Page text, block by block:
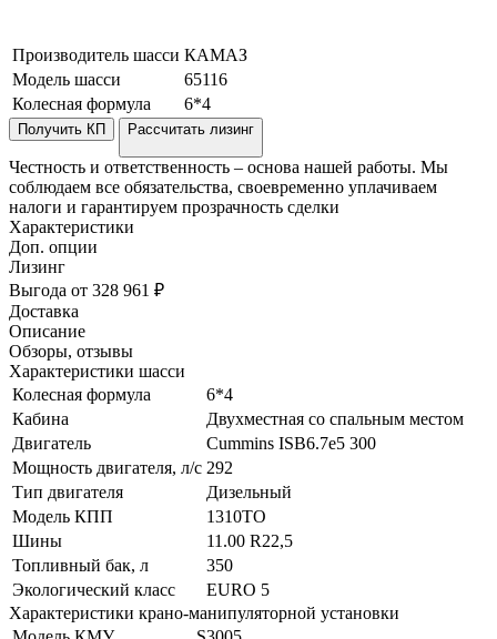
Производитель шасси КАМАЗ
Модель шасси
65116
Колесная формула
6*4
Получить КП Рассчитать лизинг
Честность и ответственность – основа нашей работы. Мы
соблюдаем все обязательства, своевременно уплачиваем
налоги и гарантируем прозрачность сделки
Характеристики
Доп. опции
Лизинг
Выгода от 328 961 ₽
Доставка
Описание
Обзоры, отзывы
Характеристики шасси
Колесная формула
6*4
Кабина
Двухместная со спальным местом
Двигатель
Cummins ISB6.7e5 300
Мощность двигателя, л/с 292
Тип двигателя
Дизельный
Модель КПП
1310TO
Шины
11.00 R22,5
Топливный бак, л
350
Экологический класс
EURO 5
Характеристики крано-манипуляторной установки